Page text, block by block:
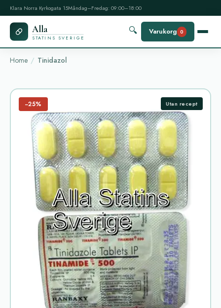
Klara Norra Kyrkogata 15Måndag–Fredag: 09:00–18:00
Alla
STATINS SVERIGE
🔍 Varukorg 0
Home Tinidazol
−25% Utan recept